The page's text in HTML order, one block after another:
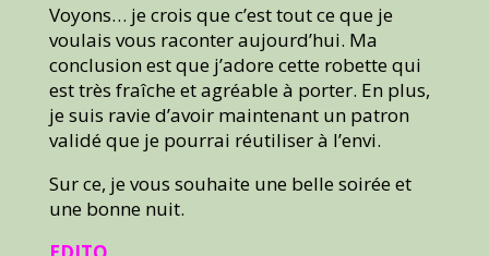
Voyons… je crois que c’est tout ce que je
voulais vous raconter aujourd’hui. Ma
conclusion est que j’adore cette robette qui
est très fraîche et agréable à porter. En plus,
je suis ravie d’avoir maintenant un patron
validé que je pourrai réutiliser à l’envi.
Sur ce, je vous souhaite une belle soirée et
une bonne nuit.